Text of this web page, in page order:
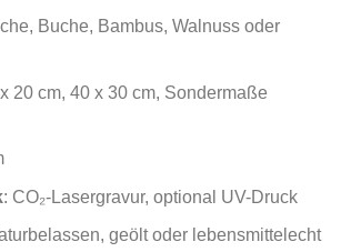
Buche, Bambus, Walnuss oder
20 cm, 40 x 30 cm, Sondermaße
: CO₂-Lasergravur, optional UV-Druck
geölt oder lebensmittelecht